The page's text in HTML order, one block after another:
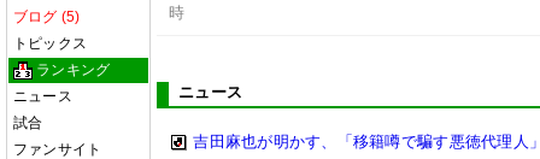
ブログ (5)
トピックス
ランキング
ニュース
試合
ファンサイト
時
ニュース
吉田麻也が明かす、「移籍噂で騙す悪徳代理人